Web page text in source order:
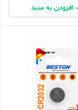
افزودن به سبد